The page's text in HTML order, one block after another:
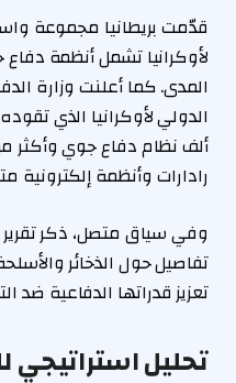
قدّمت بريطانيا مجموعة
لأوكرانيا تشمل أنظمة
المدى. كما أعلنت وزارة
الدولي لأوكرانيا الذي
رادارات وأنظمة إلكترونية
وفي سياق متصل، ذكر
تفاصيل حول الذخائر
تعزيز قدراتها الدفاعية ضد
تحليل استراتيجي